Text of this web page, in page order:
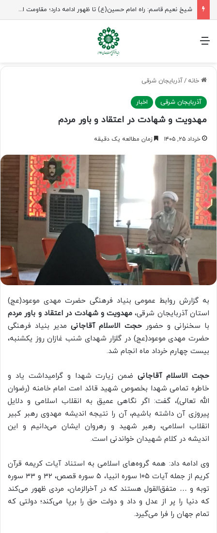
راهپیمایی اربعین، رزمایش منتظران ظهور
منو
خانه /آذربایجان شرقی
آذربایجان شرقی اخبار
مهدویت و شهادت در اعتقاد و باور مردم
خرداد ۲۵, ۱۴۰۵ زمان مطالعه یک دقیقه
به گزارش روابط عمومی بنیاد فرهنگی حضرت مهدی موعود(عج)
استان آذربایجان شرقی،مهدویت و شهادت در اعتقاد و باور مردم
با سخنرانی و حضورحجت الاسلام آقاجانیمدیر بنیاد فرهنگی
حضرت مهدی موعود(عج) در گلزار شهدای شنب غازان روز یکشنبه،
بیست چهارم خرداد ماه انجام شد.
حجت الاسلام آقاجانیضمن زیارت شهدا و گرامیداشت یاد و
خاطره تمامی شهدا بخصوص شهید قائد امت امام خامنه (رضوان
الله تعالی)، گفت: اگر نگاهی عمیق به انقلاب اسلامی و دلایل
پیروزی آن داشته باشیم، آن را نتیجه اندیشه مهدوی رهبر کبیر
انقلاب اسلامی، رهبر شهید و رهروان ایشان می‌دانیم و این
اندیشه در کلام شهیدان خواندنی است.
وی ادامه داد: همه گروه‌های اسلامی به استناد آیات کریمه قرآن
کریم از جمله آیات ۱۰۵ سوره انبیا، ۵ سوره قصص، ۳۲ و ۳۳ سوره
توبه و … متفق‌القول هستند که در آخرالزمان، مردی ظهور می‌کند
که دنیا را پر از عدل و داد و دولت حق را برپا می‌کند؛ دولتی که
تمام جهان را فرا می‌گیرد.